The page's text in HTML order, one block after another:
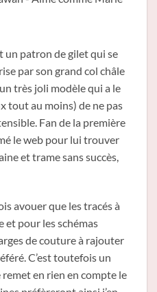
un patron de gilet qui se
par son grand col châle
très joli modèle qui a le
tout au moins) de ne pas
Fan de la première
le web pour lui trouver
et trame sans succès,
avouer que les tracés à
et pour les schémas
de couture à rajouter
C’est toutefois un
en rien en compte le